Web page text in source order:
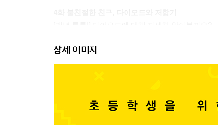
[개념 톡톡!] 다이오드에 대해 자세히 알아볼까요?
[개념 톡톡!] 저항 값을 읽어 봐요!
[개념 톡톡!] 광저항기에 대해 자세히 알아볼까요?
상세 이미지